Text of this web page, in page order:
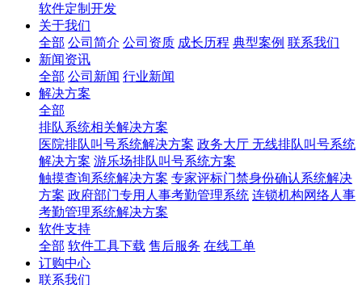
软件定制开发
关于我们
全部 公司简介 公司资质 成长历程 典型案例 联系我们
新闻资讯
全部 公司新闻 行业新闻
解决方案
全部
排队系统相关解决方案
医院排队叫号系统解决方案 政务大厅 无线排队叫号系统
解决方案 游乐场排队叫号系统方案
触摸查询系统解决方案 专家评标门禁身份确认系统解决
方案 政府部门专用人事考勤管理系统 连锁机构网络人事
考勤管理系统解决方案
软件支持
全部 软件工具下载 售后服务 在线工单
订购中心
联系我们